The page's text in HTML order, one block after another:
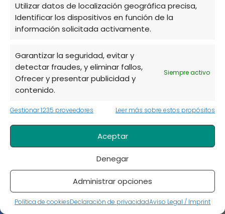
Utilizar datos de localización geográfica precisa,
Identificar los dispositivos en función de la
información solicitada activamente.
Garantizar la seguridad, evitar y
detectar fraudes, y eliminar fallos,
Ofrecer y presentar publicidad y
contenido.
Siempre activo
Gestionar 1235 proveedores Leer más sobre estos propósitos
Aceptar
Denegar
Administrar opciones
Política de cookiesDeclaración de privacidadAviso Legal / Imprint
Más popular
11 beneficios de tener un huerto y disfrutar de él
Plantas en agua sin tierra: guía de cultivo y
cuidados
11 cultivos hidropónicos perfectos para tu huerto
basado en la hidroponía
Tomate azul o tomate morado: características y
usos
10 cultivos para comenzar con tu huerto urbano
Cómo hacer semilleros caseros de forma sencilla
¿Por qué salen hongos en las plantas? Síntomas,
prevención y tratamientos